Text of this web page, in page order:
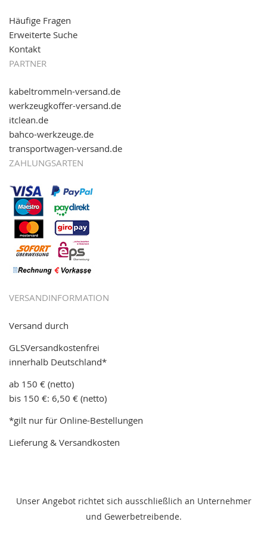
Häufige Fragen
Erweiterte Suche
Kontakt
PARTNER
kabeltrommeln-versand.de
werkzeugkoffer-versand.de
itclean.de
bahco-werkzeuge.de
transportwagen-versand.de
ZAHLUNGSARTEN
VERSANDINFORMATION
Versand durch
GLSVersandkostenfrei
innerhalb Deutschland*
ab 150 € (netto)
bis 150 €: 6,50 € (netto)
*gilt nur für Online-Bestellungen
Lieferung & Versandkosten
Unser Angebot richtet sich ausschließlich an Unternehmer
und Gewerbetreibende.